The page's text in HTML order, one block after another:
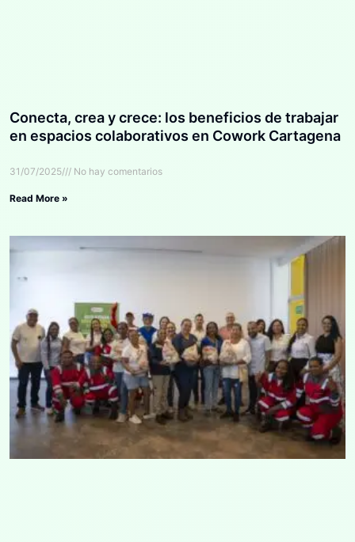
Conecta, crea y crece: los beneficios de trabajar
en espacios colaborativos en Cowork Cartagena
31/07/2025 No hay comentarios
Read More »